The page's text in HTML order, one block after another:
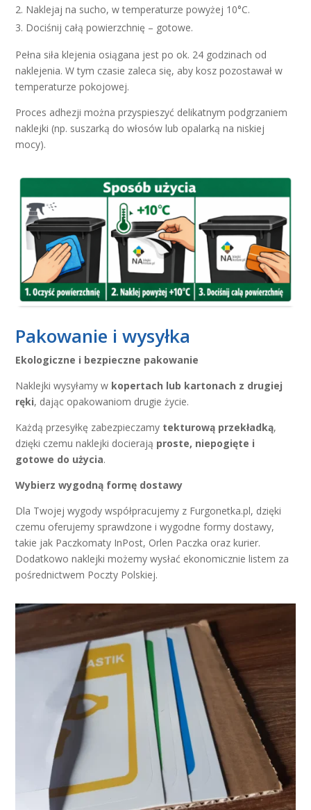
Naklejaj na sucho, w temperaturze powyżej 10°C.
Dociśnij całą powierzchnię – gotowe.
Pełna siła klejenia osiągana jest po ok. 24 godzinach od
naklejenia. W tym czasie zaleca się, aby kosz pozostawał w
temperaturze pokojowej.
Proces adhezji można przyspieszyć delikatnym podgrzaniem
naklejki (np. suszarką do włosów lub opalarką na niskiej
mocy).
Pakowanie i wysyłka
Ekologiczne i bezpieczne pakowanie
Naklejki wysyłamy w kopertach lub kartonach z drugiej
ręki, dając opakowaniom drugie życie.
Każdą przesyłkę zabezpieczamy tekturową przekładką,
dzięki czemu naklejki docierają proste, niepogięte i
gotowe do użycia.
Wybierz wygodną formę dostawy
Dla Twojej wygody współpracujemy z Furgonetka.pl, dzięki
czemu oferujemy sprawdzone i wygodne formy dostawy,
takie jak Paczkomaty InPost, Orlen Paczka oraz kurier.
Dodatkowo naklejki możemy wysłać ekonomicznie listem za
pośrednictwem Poczty Polskiej.